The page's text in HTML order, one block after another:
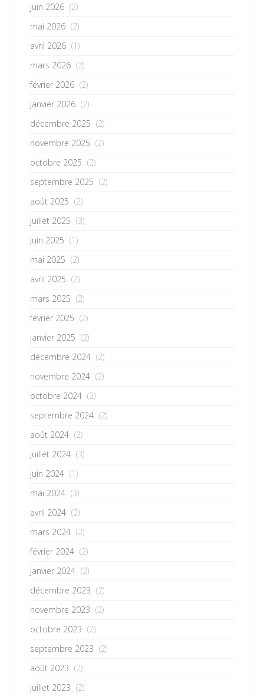
juin 2026 (2)
mai 2026 (2)
avril 2026 (1)
mars 2026 (2)
février 2026 (2)
janvier 2026 (2)
décembre 2025 (2)
novembre 2025 (2)
octobre 2025 (2)
septembre 2025 (2)
août 2025 (2)
juillet 2025 (3)
juin 2025 (1)
mai 2025 (2)
avril 2025 (2)
mars 2025 (2)
février 2025 (2)
janvier 2025 (2)
décembre 2024 (2)
novembre 2024 (2)
octobre 2024 (2)
septembre 2024 (2)
août 2024 (2)
juillet 2024 (3)
juin 2024 (1)
mai 2024 (3)
avril 2024 (2)
mars 2024 (2)
février 2024 (2)
janvier 2024 (2)
décembre 2023 (2)
novembre 2023 (2)
octobre 2023 (2)
septembre 2023 (2)
août 2023 (2)
juillet 2023 (2)